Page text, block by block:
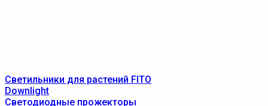
Светильники для растений FITO
Downlight
Светодиодные прожекторы